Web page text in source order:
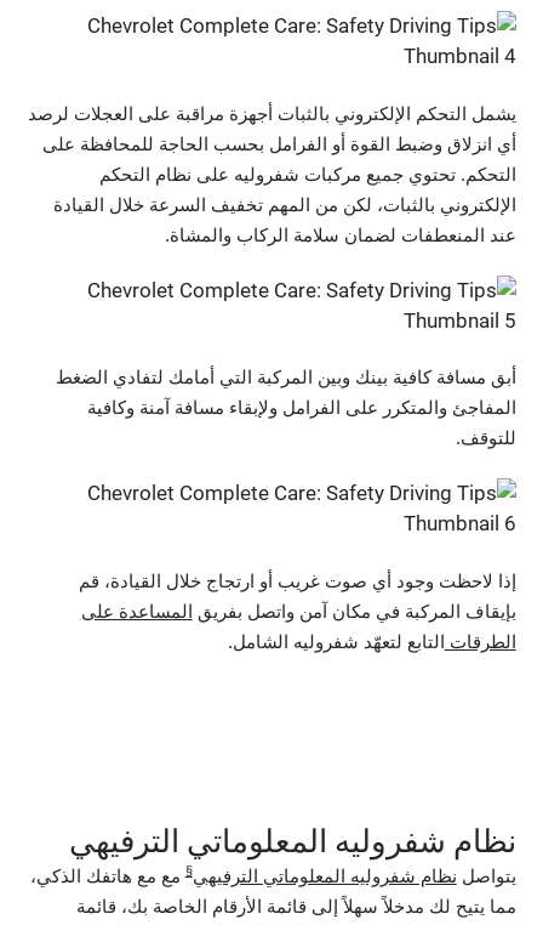
يشمل التحكم الإلكتروني بالثبات أجهزة مراقبة على العجلات لرصد
أي انزلاق وضبط القوة أو الفرامل بحسب الحاجة للمحافظة على
التحكم. تحتوي جميع مركبات شفروليه على نظام التحكم
الإلكتروني بالثبات، لكن من المهم تخفيف السرعة خلال القيادة
عند المنعطفات لضمان سلامة الركاب والمشاة.
أبق مسافة كافية بينك وبين المركبة التي أمامك لتفادي الضغط
المفاجئ والمتكرر على الفرامل ولإبقاء مسافة آمنة وكافية
للتوقف.
إذا لاحظت وجود أي صوت غريب أو ارتجاج خلال القيادة، قم
بإيقاف المركبة في مكان آمن واتصل بفريقالمساعدة على
الطرقاتالتابع لتعهّد شفروليه الشامل.
نظام شفروليه المعلوماتي الترفيهي
يتواصل نظام شفروليه المعلوماتي الترفيهي مع مع هاتفك الذكي،
مما يتيح لك مدخلاً سهلاً إلى قائمة الأرقام الخاصة بك، قائمة